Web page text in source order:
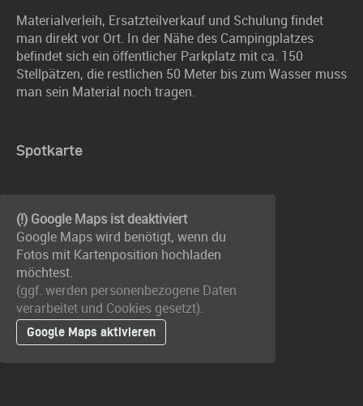
Materialverleih, Ersatzteilverkauf und Schulung findet
man direkt vor Ort. In der Nähe des Campingplatzes
befindet sich ein öffentlicher Parkplatz mit ca. 150
Stellpätzen, die restlichen 50 Meter bis zum Wasser muss
man sein Material noch tragen.
Spotkarte
(!) Google Maps ist deaktiviert
Google Maps wird benötigt, wenn du
Fotos mit Kartenposition hochladen
möchtest.
(ggf. werden personen­bezogene Daten
verarbeitet und Cookies gesetzt).
Google Maps aktivieren